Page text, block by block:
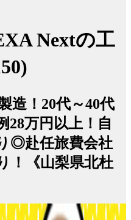
Nextの工
造！20代～40代
万円以上！自
◎赴任旅費会社
！《山梨県北杜